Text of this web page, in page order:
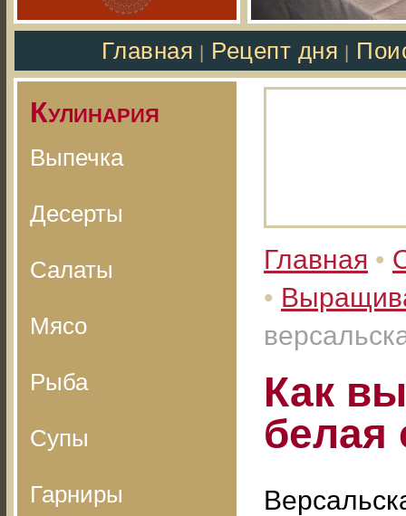
Главная Рецепт дня
Кулинария
Выпечка
Десерты
Салаты
Мясо
Рыба
Супы
Гарниры
Главная •
•
Как
белая